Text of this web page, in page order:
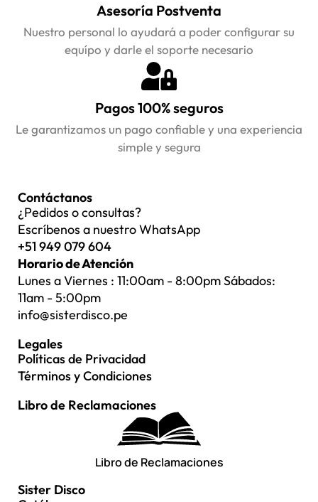
Asesoría Postventa
Nuestro personal lo ayudará a poder configurar su
equípo y darle el soporte necesario
Pagos 100% seguros
Le garantizamos un pago confiable y una experiencia
simple y segura
Contáctanos
¿Pedidos o consultas?
Escríbenos a nuestro WhatsApp
+51 949 079 604
Horario de Atención
Lunes a Viernes : 11:00am - 8:00pm Sábados:
11am - 5:00pm
info@sisterdisco.pe
Legales
Políticas de Privacidad
Términos y Condiciones
Libro de Reclamaciones
Libro de Reclamaciones
Sister Disco